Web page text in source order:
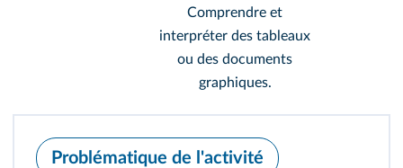
Comprendre et
interpréter des tableaux
ou des documents
graphiques.
Problématique de l'activité